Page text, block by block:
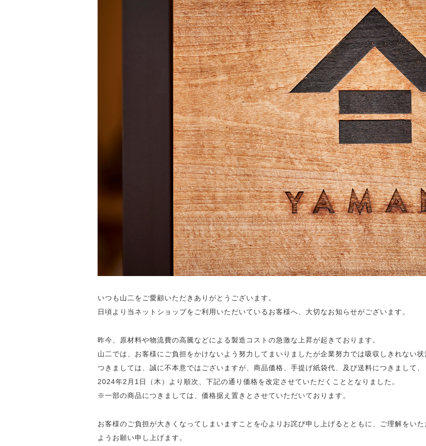
いつも山二をご愛顧いただきありがとうございます。
日頃より当ネットショップをご利用いただいているお客様へ、大切なお知らせがございます。
昨今、原材料や物流費の高騰などによる製造コストの急激な上昇が起きております。
山二では、お客様にご負担をかけないよう努力してまいりましたが企業努力では吸収しきれない状
つきましては、誠に不本意ではございますが、商品価格、手提げ紙袋代、及び送料につきまして、
2024年2月1日（木）より順次、下記の通り価格を改定させていただくこととなりました。
※一部の商品につきましては、価格据え置きとさせていただいております。
お客様のご負担が大きくなってしまいますことを心よりお詫び申し上げるとともに、ご理解をい
ようお願い申し上げます。